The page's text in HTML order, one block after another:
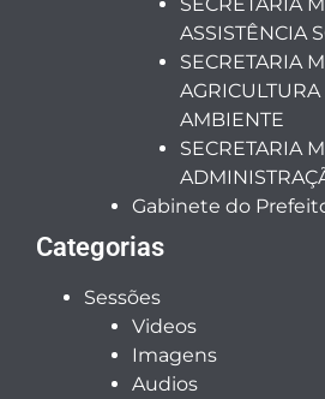
ASSISTÊNCIA
SECRETARIA
AMBIENTE
SECRETARIA
Gabinete do
Categorias
Sessões
Videos
Imagens
Audios